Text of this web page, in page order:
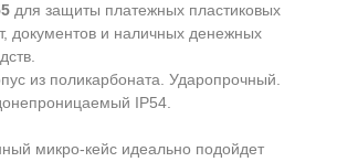
для защиты платежных пластиковых
документов и наличных денежных
из поликарбоната. Ударопрочный.
IP54.
микро-кейс идеально подойдет